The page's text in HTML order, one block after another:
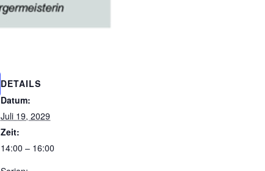
DETAILS
Datum:
Juli 19, 2029
Zeit:
14:00 – 16:00